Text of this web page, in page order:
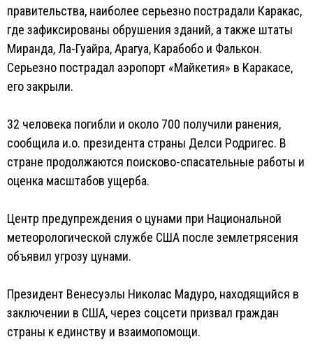
правительства, наиболее серьезно пострадали Каракас,
где зафиксированы обрушения зданий, а также штаты
Миранда, Ла-Гуайра, Арагуа, Карабобо и Фалькон.
Серьезно пострадал аэропорт «Майкетия» в Каракасе,
его закрыли.
32 человека погибли и около 700 получили ранения,
сообщила и.о. президента страны Делси Родригес. В
стране продолжаются поисково-спасательные работы и
оценка масштабов ущерба.
Центр предупреждения о цунами при Национальной
метеорологической службе США после землетрясения
объявил угрозу цунами.
Президент Венесуэлы Николас Мадуро, находящийся в
заключении в США, через соцсети призвал граждан
страны к единству и взаимопомощи.